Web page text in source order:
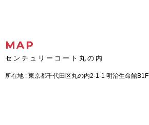
MAP
センチュリーコート丸の内
所在地 : 東京都千代田区丸の内2-1-1 明治生命館B1F